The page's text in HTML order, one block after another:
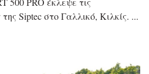
Siptec στο Γαλλικό, Κιλκίς.